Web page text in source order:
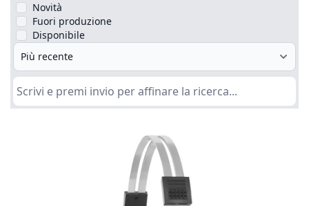
Novità
Fuori produzione
Disponibile